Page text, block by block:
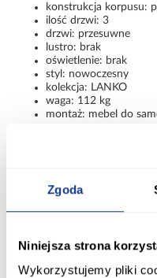
Zgoda
Niniejsza strona
Wykorzystujemy pliki
konstrukcja korpusu:
ilość drzwi: 3
drzwi: przesuwne
lustro: brak
oświetlenie: brak
styl: nowoczesny
kolekcja: LANKO
waga: 112 kg
montaż: mebel do
dekorem dąb artisan
Informacje